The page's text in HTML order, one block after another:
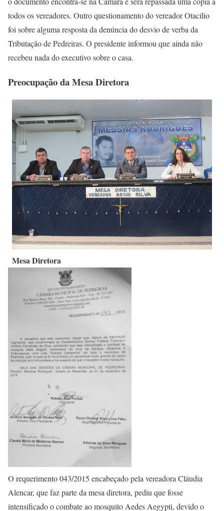
todos os vereadores. Outro questionamento do vereador Otacílio
foi sobre alguma resposta da denúncia do desvio de verba da
Tributação de Pedreiras. O presidente informou que ainda não
recebeu nada do executivo sobre o casa.
Preocupação da Mesa Diretora
Mesa Diretora
O requerimento 043/2015 encabeçado pela vereadora Cláudia
Alencar, que faz parte da mesa diretora, pediu que fosse
intensificado o combate ao mosquito Aedes Aegypti, devido o